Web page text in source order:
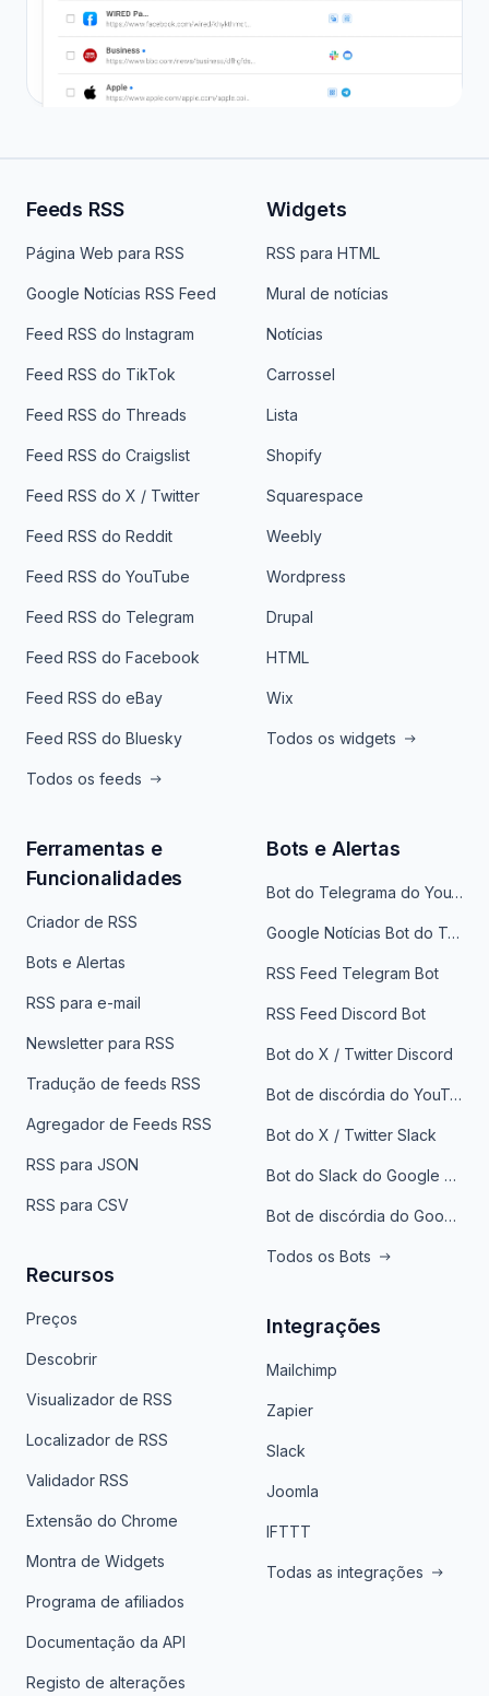
Feeds RSS
Página Web para RSS
Google Notícias RSS Feed
Feed RSS do Instagram
Feed RSS do TikTok
Feed RSS do Threads
Feed RSS do Craigslist
Feed RSS do X / Twitter
Feed RSS do Reddit
Feed RSS do YouTube
Feed RSS do Telegram
Feed RSS do Facebook
Feed RSS do eBay
Feed RSS do Bluesky
Todos os feeds
Widgets
RSS para HTML
Mural de notícias
Notícias
Carrossel
Lista
Shopify
Squarespace
Weebly
Wordpress
Drupal
HTML
Wix
Todos os widgets
Ferramentas e
Funcionalidades
Criador de RSS
Bots e Alertas
RSS para e-mail
Newsletter para RSS
Tradução de feeds RSS
Agregador de Feeds RSS
RSS para JSON
RSS para CSV
Recursos
Preços
Descobrir
Visualizador de RSS
Localizador de RSS
Validador RSS
Extensão do Chrome
Montra de Widgets
Programa de afiliados
Documentação da API
Registo de alterações
Bots e Alertas
Bot do Telegrama do YouTube
Google Notícias Bot do Telegrama
RSS Feed Telegram Bot
RSS Feed Discord Bot
Bot do X / Twitter Discord
Bot de discórdia do YouTube
Bot do X / Twitter Slack
Bot do Slack do Google Notícias
Bot de discórdia do Google News
Todos os Bots
Integrações
Mailchimp
Zapier
Slack
Joomla
IFTTT
Todas as integrações